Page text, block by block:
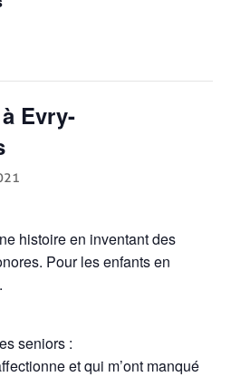
Evry-
histoire en inventant des
Pour les enfants en
seniors :
et qui m’ont manqué